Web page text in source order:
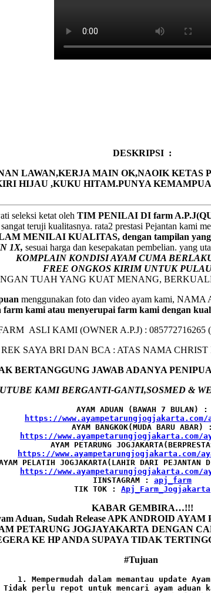
DESKRIPSI :
LAWAN,KERJA MAIN OK,NAOIK
HIJAU ,KUKU HITAM.PUNYA
seleksi ketat oleh TIM PENILAI DI farm
teruji kualitasnya. rata2 prestasi Pejantan kami
MENILAI KUALITAS, dengan tampilan yang
1X, sesuai harga dan kesepakatan pembelian. yang
KOMPLAIN KONDISI AYAM CUMA
FREE ONGKOS KIRIM UNTUK
TUAH YANG KUAT MENANG,
menggunakan foto dan video ayam kami,
kami atau menyerupai farm kami dengan
ASLI KAMI (OWNER A.P.J) : 085772716265
SAYA BRI DAN BCA : ATAS NAMA
BERTANGGUNG JAWAB ADANYA
KAMI BERGANTI-GANTI,SOSMED &
AYAM ADUAN (BAWAH 7 BULAN) :
AYAM BANGKOK(MUDA BARU ABAR) :
AYAM PETARUNG
PELATIH JOGJAKARTA(LAHIR DARI PEJANTAN
IINSTAGRAM :
TIK TOK : Apj_Farm_Jogjakarta
KABAR GEMBIRA…!!!
Aduan, Sudah Release APK ANDROID
PETARUNG JOGJAYAKARTA DENGAN
KE HP ANDA SUPAYA TIDAK
#Tujuan
1. Mempermudah dalam memantau update
perlu repot untuk mencari ayam aduan